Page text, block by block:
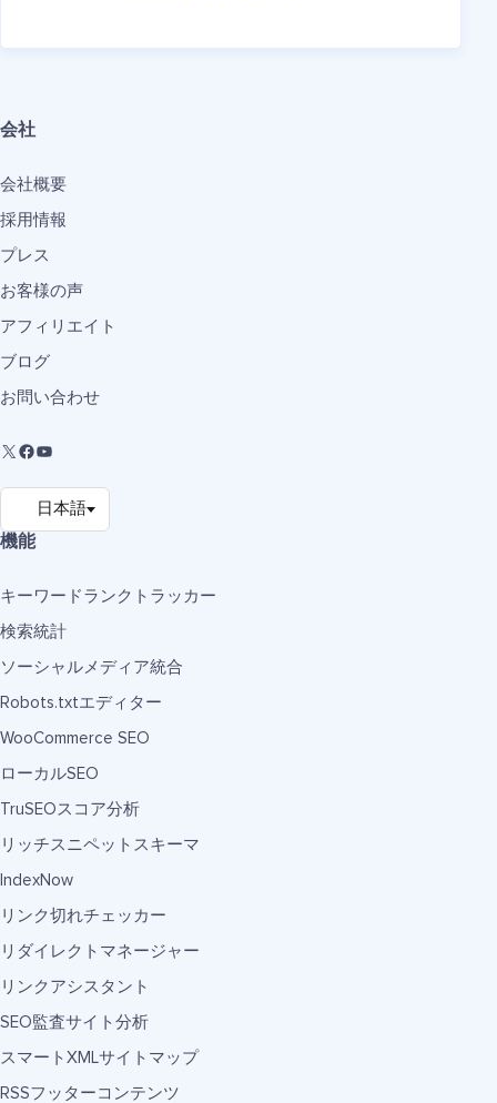
会社
会社概要
採用情報
プレス
お客様の声
アフィリエイト
ブログ
お問い合わせ
機能
キーワードランクトラッカー
検索統計
ソーシャルメディア統合
Robots.txtエディター
WooCommerce SEO
ローカルSEO
TruSEOスコア分析
リッチスニペットスキーマ
IndexNow
リンク切れチェッカー
リダイレクトマネージャー
リンクアシスタント
SEO監査サイト分析
スマートXMLサイトマップ
RSSフッターコンテンツ